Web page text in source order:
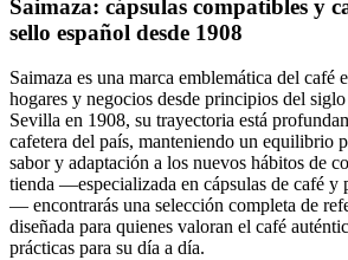
Saimaza: cápsulas compatibles y
sello español desde 1908
Saimaza es una marca emblemática del café
hogares y negocios desde principios del
Sevilla en 1908, su trayectoria está
cafetera del país, manteniendo un equilibrio
sabor y adaptación a los nuevos hábitos de
tienda —especializada en cápsulas de café y
— encontrarás una selección completa de
diseñada para quienes valoran el café
prácticas para su día a día.